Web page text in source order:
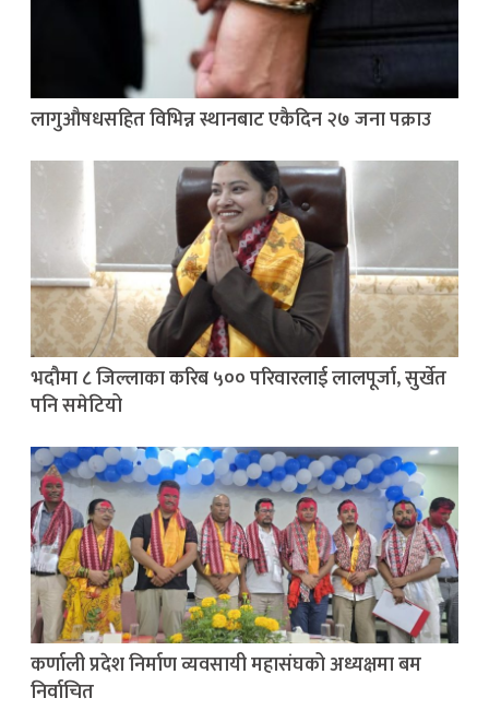
लागुऔषधसहित विभिन्न स्थानबाट एकैदिन २७ जना पक्राउ
भदौमा ८ जिल्लाका करिब ५०० परिवारलाई लालपूर्जा, सुर्खेत
पनि समेटियो
कर्णाली प्रदेश निर्माण व्यवसायी महासंघको अध्यक्षमा बम
निर्वाचित